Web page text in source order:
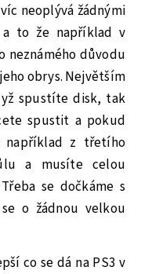
neoplývá žádnými
a to že například v
neznámého důvodu
obrys. Největším
spustíte disk, tak
spustit a pokud
například z třetího
a musíte celou
se dočkáme s
o žádnou velkou
co se dá na PS3 v